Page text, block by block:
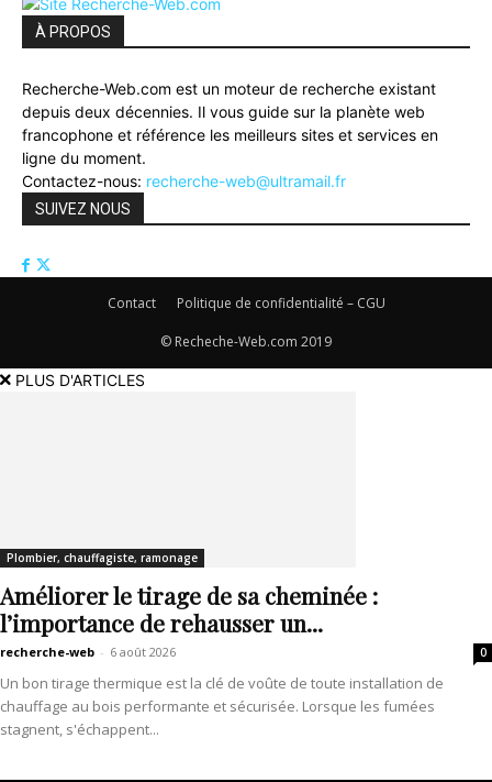
À PROPOS
Recherche-Web.com est un moteur de recherche existant
depuis deux décennies. Il vous guide sur la planète web
francophone et référence les meilleurs sites et services en
ligne du moment.
Contactez-nous: recherche-web@ultramail.fr
SUIVEZ NOUS
Contact Politique de confidentialité – CGU
© Recheche-Web.com 2019
PLUS D'ARTICLES
Plombier, chauffagiste, ramonage
Améliorer le tirage de sa cheminée :
l’importance de rehausser un...
recherche-web - 6 août 2026 0
Un bon tirage thermique est la clé de voûte de toute installation de
chauffage au bois performante et sécurisée. Lorsque les fumées
stagnent, s'échappent...